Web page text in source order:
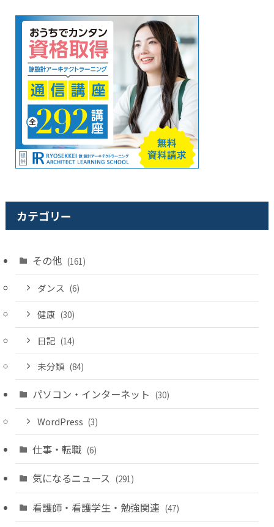
カテゴリー
その他 (161)
ダンス (6)
健康 (30)
日記 (14)
未分類 (84)
パソコン・インターネット (30)
WordPress (3)
仕事・転職 (6)
気になるニュース (291)
看護師・看護学生・勉強関連 (47)